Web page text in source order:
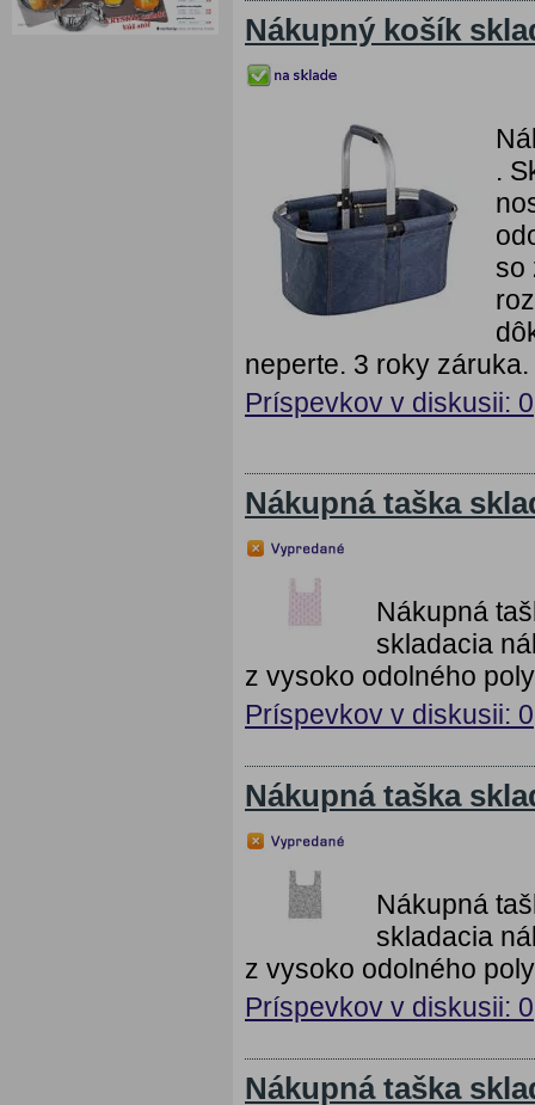
Nákupný košík
.
so
neperte. 3 roky
Príspevkov v diskusii: 0
Nákupná taška
Nákupná
skladacia
z vysoko odolného
Príspevkov v diskusii: 0
Nákupná taška
Nákupná
skladacia
z vysoko odolného
Príspevkov v diskusii: 0
Nákupná taška